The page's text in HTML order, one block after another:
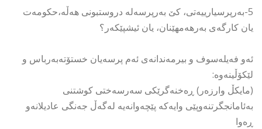
5-بەرپرسیارییەتی، کێ بەرپرسەلە دروستبونی هەڵە،حکومەت
یان کارگەی بەرهەمهێنان، یان ئیشپێکەر؟
ئەو فەیلەسوف و بیرمەندانەی ئەم پرسەیان خستۆتەبەرباس و
لێکۆڵینەوە:
(مایکڵ وارزەر) ڕەخنەگرێکی سەرسەختی کوشتنی
بەئامانجگرتنەوپێی وایەکە پێچەوانەیە لەگەڵ جەنگی عادیلانەو
ڕەوا